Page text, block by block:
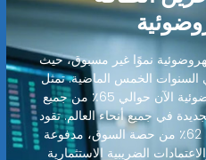
نموًا غير مسبوق، حيث
بأكثر من 550٪ في السنوات الخمس الماضية. تمثل
أنظمة تخزين الطاقة والكهروضوئية الآن حوالي 65٪ من جميع
في جميع أنحاء العالم. تقود
أمريكا الشمالية وأوروبا بنسبة 62٪ من حصة السوق، مدفوعة
الضريبية الاستثمارية